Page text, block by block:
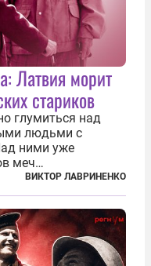
Латвия морит
стариков
глумиться над
людьми с
ними уже
меч
Некоторых уже
сами, не
домов. Пожилых
ВИКТОР ЛАВРИНЕНКО